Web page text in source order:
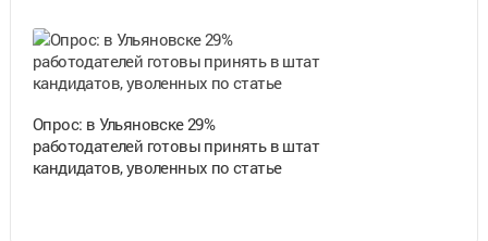
Опрос: в Ульяновске 29%
работодателей готовы принять в штат
кандидатов, уволенных по статье